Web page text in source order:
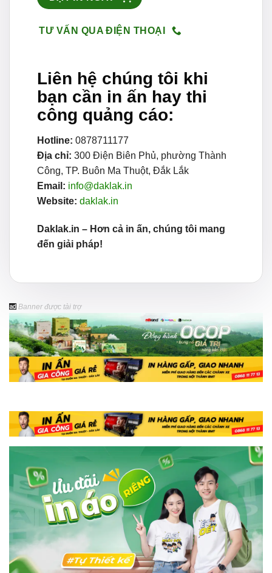
TƯ VẤN QUA ĐIỆN THOẠI
Liên hệ chúng tôi khi
bạn cần in ấn hay thi
công quảng cáo:
Hotline: 0878711177
Địa chỉ: 300 Điện Biên Phủ, phường Thành
Công, TP. Buôn Ma Thuột, Đắk Lắk
Email: info@daklak.in
Website: daklak.in
Daklak.in – Hơn cả in ấn, chúng tôi mang
đến giải pháp!
Banner được tài trợ